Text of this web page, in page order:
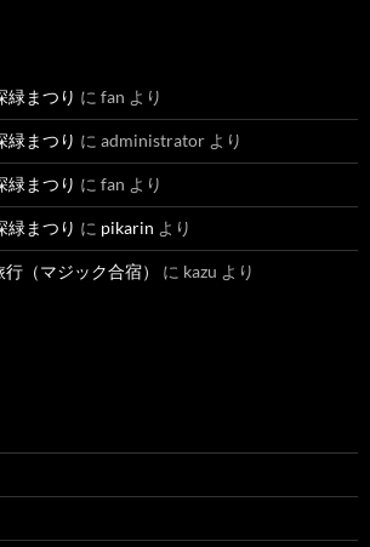
緑まつり に fan より
緑まつり に administrator より
緑まつり に fan より
緑まつり に pikarin より
（マジック合宿） に kazu より